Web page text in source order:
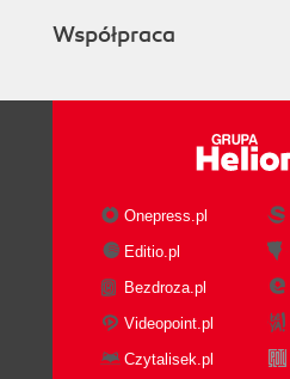
Współpraca
Onepress.pl
Editio.pl
Bezdroza.pl
Videopoint.pl
Czytalisek.pl